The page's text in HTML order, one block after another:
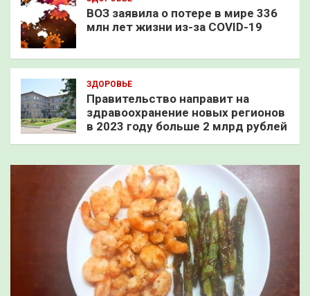
ВОЗ заявила о потере в мире 336
млн лет жизни из-за COVID-19
ЗДОРОВЬЕ
Правительство направит на
здравоохранение новых регионов
в 2023 году больше 2 млрд рублей